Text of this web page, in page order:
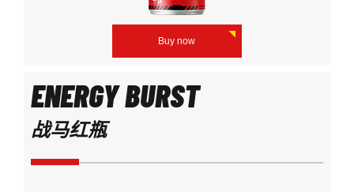
Buy now
ENERGY BURST
战马红瓶